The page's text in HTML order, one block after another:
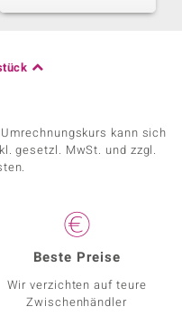
kann sich
gesetzl. MwSt. und zzgl.
Beste Preise
Wir verzichten auf teure
Zwischenhändler